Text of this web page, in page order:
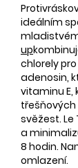
ideálním
up
chlorely
adenosin,
vitaminu
svěžest.
a
8 hodin.
omlazení.